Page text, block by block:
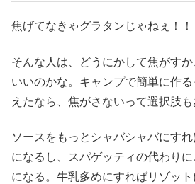
焦げてなきゃグラタンじゃねぇ！！
そんな人は、どうにかして焦がす
いいのかな。キャンプで簡単に作
えたなら、焦がさないって選択肢も
ソースをもっとシャバシャバにす
になるし、スパゲッティの代わり
になる。牛乳多めにすればリゾット